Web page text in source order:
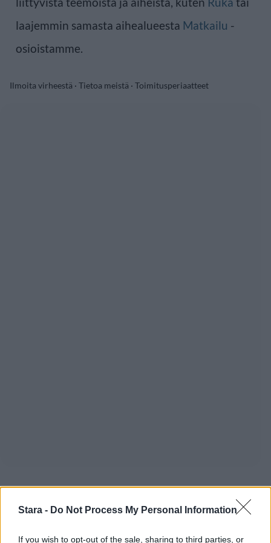
Stara - Do Not Process My Personal Information
If you wish to opt-out of the sale, sharing to third parties, or
laajemmin samasta aihealueesta Matkailu -
osioistamme.
Ilmoita virheestä · Tietoa meistä · Toimitusperiaatteet
Staran luetuimmat